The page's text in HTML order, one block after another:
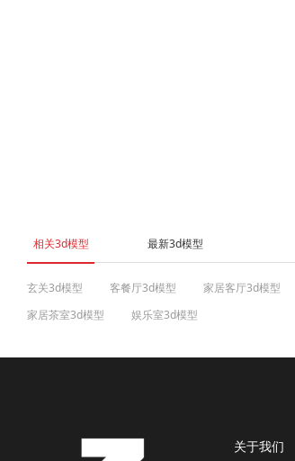
相关3d模型 最新3d模型
玄关3d模型 客餐厅3d模型 家居客厅3d模型
家居茶室3d模型
娱乐室3d模型
关于我们